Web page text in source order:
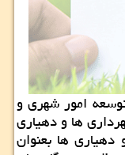
امور شهری و
ها و دهیاری
ها بعنوان